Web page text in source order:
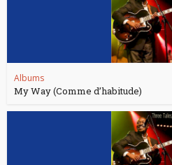
Albums
My Way (Comme d’habitude)